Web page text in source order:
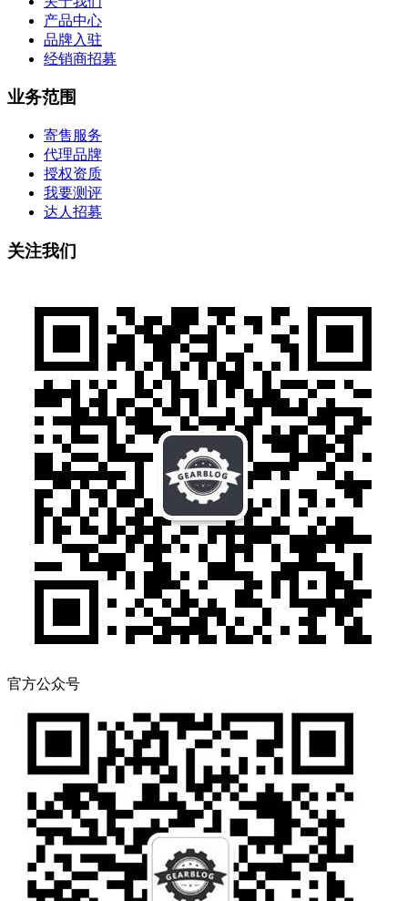
产品中心
品牌入驻
经销商招募
业务范围
寄售服务
代理品牌
授权资质
我要测评
达人招募
关注我们
官方公众号